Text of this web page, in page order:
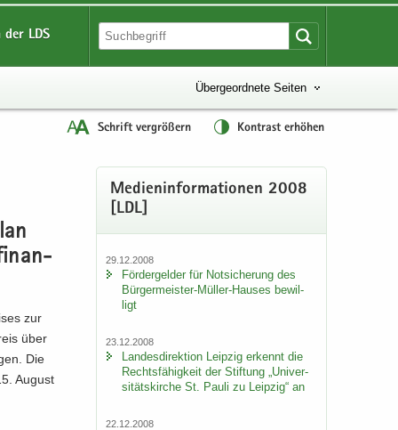
der LDS
Übergeordnete Seiten
Schrift vergrößern Kontrast erhöhen
zur
über
Die
Au­gust
Me­di­en­in­for­ma­tio­nen 2008
[LDL]
29.12.2008
För­der­gel­der für Not­si­che­rung des
Bürgermeister-​Müller-Hauses be­wil­
ligt
23.12.2008
Lan­des­di­rek­ti­on Leip­zig er­kennt die
Rechts­fä­hig­keit der Stif­tung „Uni­ver­
si­täts­kir­che St. Pauli zu Leip­zig“ an
22.12.2008